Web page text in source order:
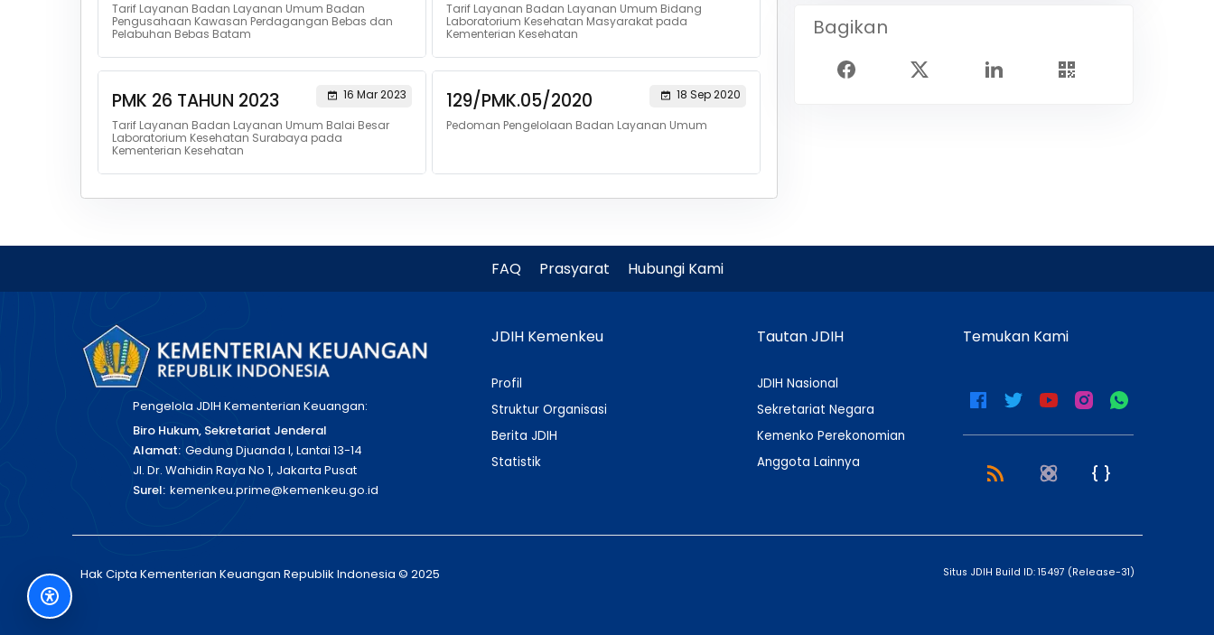
Tarif Layanan Badan Layanan Umum Badan
Pengusahaan Kawasan Perdagangan Bebas dan
Pelabuhan Bebas Batam
Tarif Layanan Badan Layanan Umum Bidang
Laboratorium Kesehatan Masyarakat pada
Kementerian Kesehatan
PMK 26 TAHUN 2023
16 Mar 2023
Tarif Layanan Badan Layanan Umum Balai Besar
Laboratorium Kesehatan Surabaya pada
Kementerian Kesehatan
129/PMK.05/2020
18 Sep 2020
Pedoman Pengelolaan Badan Layanan Umum
Bagikan
FAQ Prasyarat Hubungi Kami
Pengelola JDIH Kementerian Keuangan:
Biro Hukum, Sekretariat Jenderal
Alamat: Gedung Djuanda I, Lantai 13-14
Jl. Dr. Wahidin Raya No 1, Jakarta Pusat
Surel: kemenkeu.prime@kemenkeu.go.id
JDIH Kemenkeu
Profil
Struktur Organisasi
Berita JDIH
Statistik
Tautan JDIH
JDIH Nasional
Sekretariat Negara
Kemenko Perekonomian
Anggota Lainnya
Temukan Kami
Hak Cipta Kementerian Keuangan Republik Indonesia © 2025 Situs JDIH Build ID: 15497 (Release-31)